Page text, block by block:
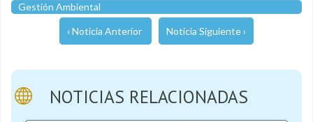
Gestión Ambiental
‹ Noticia Anterior Noticia Siguiente ›
NOTICIAS RELACIONADAS